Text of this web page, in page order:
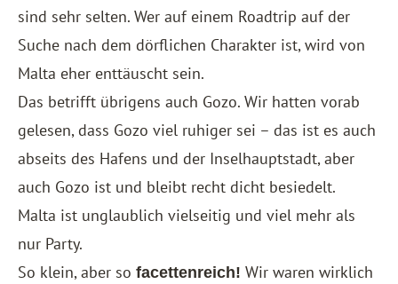
sind sehr selten. Wer auf einem Roadtrip auf der
Suche nach dem dörflichen Charakter ist, wird von
Malta eher enttäuscht sein.
Das betrifft übrigens auch Gozo. Wir hatten vorab
gelesen, dass Gozo viel ruhiger sei – das ist es auch
abseits des Hafens und der Inselhauptstadt, aber
auch Gozo ist und bleibt recht dicht besiedelt.
Malta ist unglaublich vielseitig und viel mehr als
nur Party.
So klein, aber so facettenreich! Wir waren wirklich